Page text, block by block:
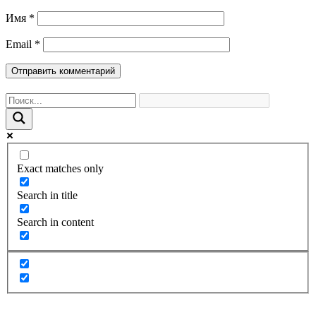
Имя *
Email *
Exact matches only
Search in title
Search in content